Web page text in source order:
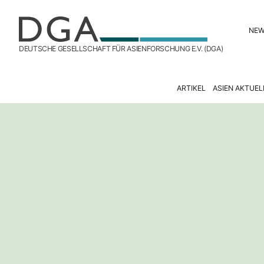
DEUTSCHE GESELLSCHAFT FÜR ASIENFORSCHUNG E.V. (DGA)
ARTIKEL ASIEN